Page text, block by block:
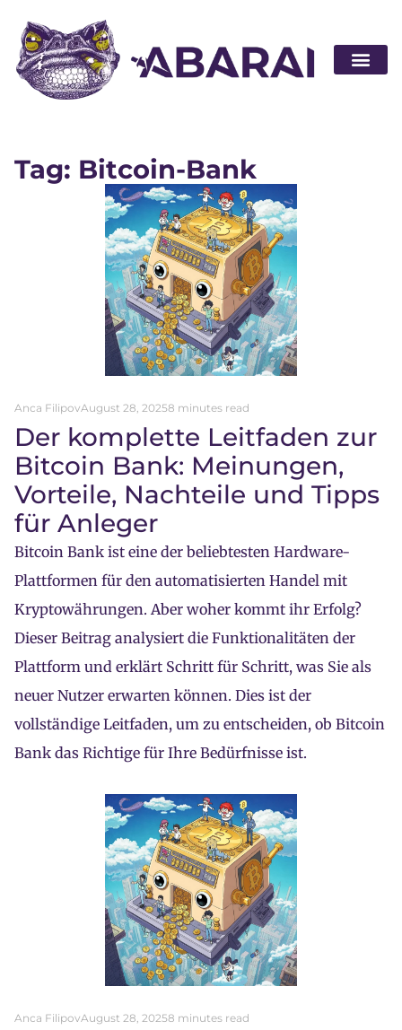
Tag: Bitcoin-Bank
Anca FilipovAugust 28, 20258 minutes read
Der komplette Leitfaden zur
Bitcoin Bank: Meinungen,
Vorteile, Nachteile und Tipps
für Anleger
Bitcoin Bank ist eine der beliebtesten Hardware-
Plattformen für den automatisierten Handel mit
Kryptowährungen. Aber woher kommt ihr Erfolg?
Dieser Beitrag analysiert die Funktionalitäten der
Plattform und erklärt Schritt für Schritt, was Sie als
neuer Nutzer erwarten können. Dies ist der
vollständige Leitfaden, um zu entscheiden, ob Bitcoin
Bank das Richtige für Ihre Bedürfnisse ist.
Anca FilipovAugust 28, 20258 minutes read